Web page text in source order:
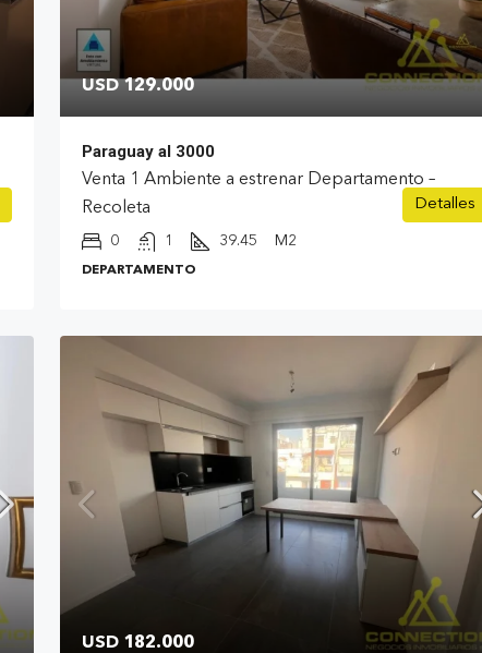
USD 129.000
Paraguay al 3000
Venta 1 Ambiente a estrenar Departamento –
Recoleta
0 1 39.45 M2
DEPARTAMENTO
Detalles
USD 182.000